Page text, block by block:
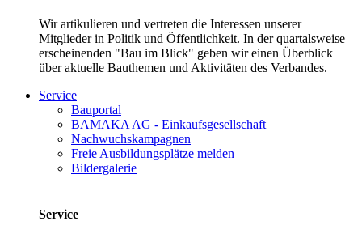
Wir artikulieren und vertreten die Interessen unserer
Mitglieder in Politik und Öffentlichkeit. In der quartalsweise
erscheinenden "Bau im Blick" geben wir einen Überblick
über aktuelle Bauthemen und Aktivitäten des Verbandes.
Service
Bauportal
BAMAKA AG - Einkaufsgesellschaft
Nachwuchskampagnen
Freie Ausbildungsplätze melden
Bildergalerie
Service